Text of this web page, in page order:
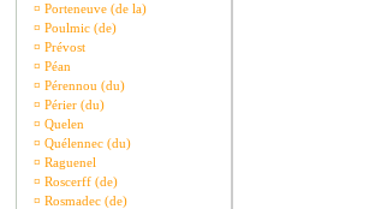
¤ Porteneuve (de la)
¤ Poulmic (de)
¤ Prévost
¤ Péan
¤ Pérennou (du)
¤ Périer (du)
¤ Quelen
¤ Quélennec (du)
¤ Raguenel
¤ Roscerff (de)
¤ Rosmadec (de)